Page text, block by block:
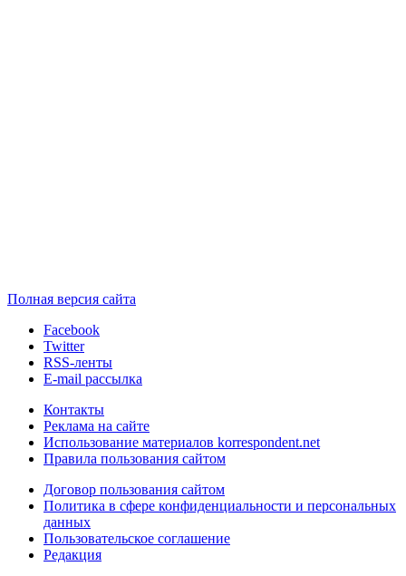
Полная версия сайта
Facebook
Twitter
RSS-ленты
E-mail рассылка
Контакты
Реклама на сайте
Использование материалов korrespondent.net
Правила пользования сайтом
Договор пользования сайтом
Политика в сфере конфиденциальности и персональных
данных
Пользовательское соглашение
Редакция